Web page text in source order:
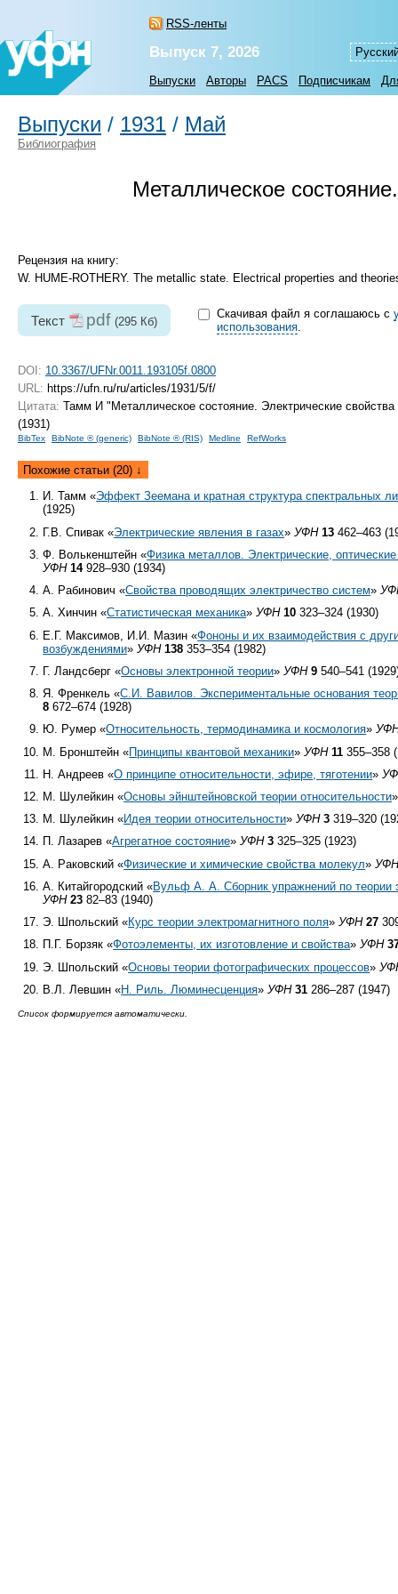
RSS-ленты
Выпуск 7, 2026
Выпуски Авторы PACS Подписчикам
Выпуски / 1931 / Май
Библиография
Металлическое
Рецензия на книгу:
W. HUME-ROTHERY. The metallic state. Electrical properties and
Текст pdf (295 Кб)
Скачивая файл я соглашаюсь с
использования.
DOI: 10.3367/UFNr.0011.193105f.0800
URL: https://ufn.ru/ru/articles/1931/5/f/
Цитата: Тамм И "Металлическое состояние. Электрические
(1931)
BibTex BibNote ® (generic) BibNote ® (RIS) Medline RefWorks
Похожие статьи (20) ↓
И. Тамм «Эффект Зеемана и кратная структура спектральных
(1925)
Г.В. Спивак «Электрические явления в газах»УФН 13 462–463
Ф. Волькенштейн «Физика металлов. Электрические,
УФН 14928–930 (1934)
А. Рабинович «Свойства проводящих электричество систем»
А. Хинчин «Статистическая механика»УФН 10 323–324 (1930)
Е.Г. Максимов, И.И. Мазин «Фононы и их взаимодействия с
возбуждениями»УФН 138 353–354 (1982)
Г. Ландсберг «Основы электронной теории»УФН 9 540–541
Я. Френкель «С.И. Вавилов. Экспериментальные основания
8 672–674 (1928)
Ю. Румер «Относительность, термодинамика и космология»
М. Бронштейн «Принципы квантовой механики»УФН 11 355–358
Н. Андреев «О принципе относительности, эфире, тяготении»
М. Шулейкин «Основы эйнштейновской теории относительности
М. Шулейкин «Идея теории относительности»УФН 3 319–320
П. Лазарев «Агрегатное состояние»УФН 3 325–325 (1923)
А. Раковский «Физические и химические свойства молекул»
А. Китайгородский «Вульф А. А. Сборник упражнений по теории
УФН 23 82–83 (1940)
Э. Шпольский «Курс теории электромагнитного поля»УФН 27
П.Г. Борзяк «Фотоэлементы, их изготовление и свойства»УФН
Э. Шпольский «Основы теории фотографических процессов»
В.Л. Левшин «Н. Риль. Люминесценция»УФН 31 286–287 (1947)
Список формируется автоматически.